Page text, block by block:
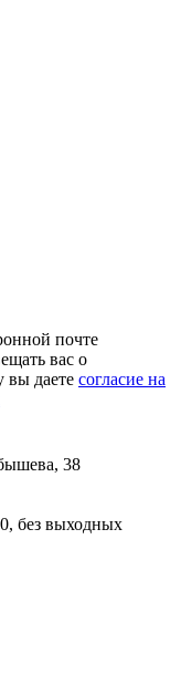
почте
вас о
вы даете согласие на
38
без выходных